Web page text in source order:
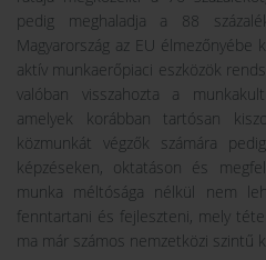
pedig meghaladja a 88
Magyarország az EU élmezőnyébe
aktív munkaerőpiaci eszközök
valóban visszahozta a
amelyek korábban tartósan
közmunkát végzők számára
képzéseken, oktatáson és
munka méltósága nélkül nem
fenntartani és fejleszteni, mely
ma már számos nemzetközi szintű